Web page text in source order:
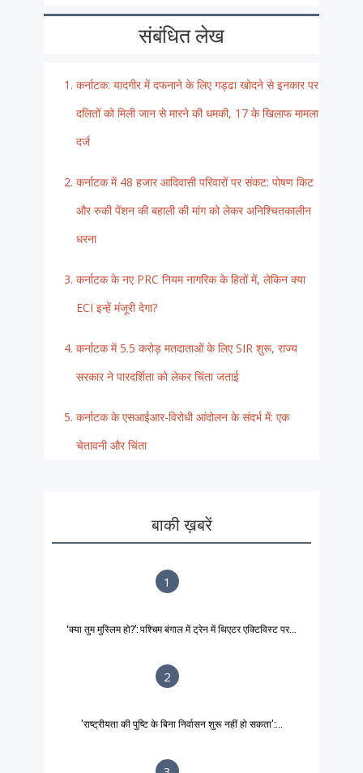
संबंधित लेख
कर्नाटक: यादगीर में दफनाने के लिए गड्ढा खोदने से इनकार पर
दलितों को मिली जान से मारने की धमकी, 17 के खिलाफ मामला
दर्ज
कर्नाटक में 48 हजार आदिवासी परिवारों पर संकट: पोषण किट
और रुकी पेंशन की बहाली की मांग को लेकर अनिश्चितकालीन
धरना
कर्नाटक के नए PRC नियम नागरिक के हितों में, लेकिन क्या
ECI इन्हें मंजूरी देगा?
कर्नाटक में 5.5 करोड़ मतदाताओं के लिए SIR शुरू, राज्य
सरकार ने पारदर्शिता को लेकर चिंता जताई
कर्नाटक के एसआईआर-विरोधी आंदोलन के संदर्भ में: एक
चेतावनी और चिंता
बाकी ख़बरें
1
‘क्या तुम मुस्लिम हो?’: पश्चिम बंगाल में ट्रेन में थिएटर एक्टिविस्ट पर...
2
'राष्ट्रीयता की पुष्टि के बिना निर्वासन शुरू नहीं हो सकता':...